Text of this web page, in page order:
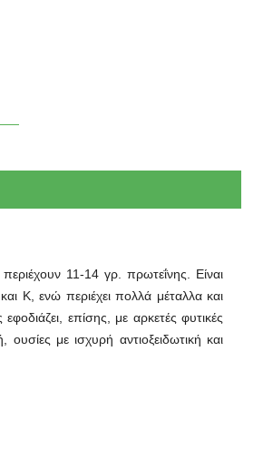
11-14 γρ. πρωτεΐνης. Είναι
Κ, ενώ περιέχει πολλά μέταλλα και
επίσης, με αρκετές φυτικές
με ισχυρή αντιοξειδωτική και